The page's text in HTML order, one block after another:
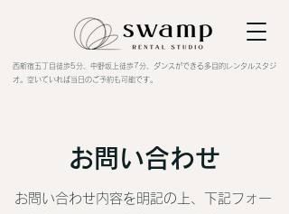
​西新宿五丁目徒歩5分、中野坂上徒歩7分、ダンスができる多目的レンタルスタジ
オ。空いていれば当日のご予約も可能です。
お問い合わせ
お問い合わせ内容を明記の上、下記フォー